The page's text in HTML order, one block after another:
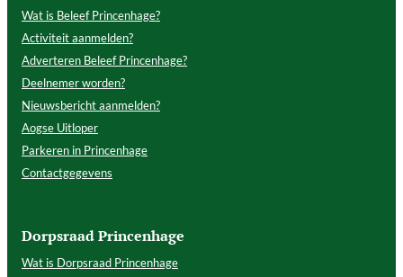
Wat is Beleef Princenhage?
Activiteit aanmelden?
Adverteren Beleef Princenhage?
Deelnemer worden?
Nieuwsbericht aanmelden?
Aogse Uitloper
Parkeren in Princenhage
Contactgegevens
Dorpsraad Princenhage
Wat is Dorpsraad Princenhage